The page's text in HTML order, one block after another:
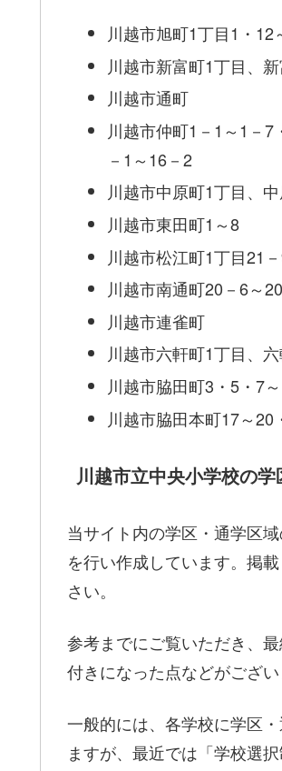
川越市旭町1丁目1・12
川越市新富町1丁目、
川越市通町
川越市仲町1－1～1－
－1～16－2
川越市中原町1丁目、
川越市東田町1～8
川越市松江町1丁目21
川越市南通町20－6～
川越市連雀町
川越市六軒町1丁目、
川越市脇田町3・5・7
川越市脇田本町17～20
川越市立中央小学校の
当サイト内の学区・通学区
を行い作成しています。掲
さい。
参考までにご覧いただき、
付きになった点などがござ
一般的には、各学校に学区
ますが、最近では「学校選